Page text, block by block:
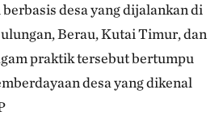
desa yang dijalankan di
Berau, Kutai Timur, dan
praktik tersebut bertumpu
desa yang dikenal